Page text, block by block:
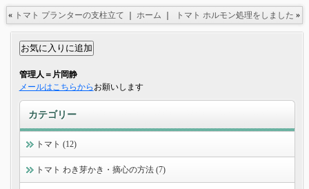
« トマト プランターの支柱立て ｜ ホーム ｜ トマト ホルモン処理をしました »
管理人＝片岡静
メールはこちらから お願いします
カテゴリー
トマト (12)
トマト わき芽かき・摘心の方法 (7)